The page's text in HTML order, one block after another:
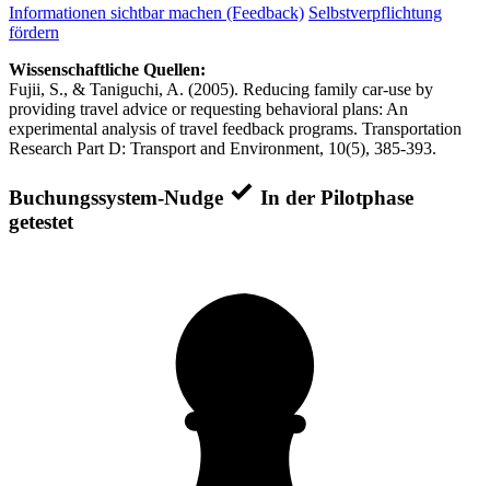
Informationen sichtbar machen (Feedback) Selbstverpflichtung
fördern
Wissenschaftliche Quellen:
Fujii, S., & Taniguchi, A. (2005). Reducing family car-use by
providing travel advice or requesting behavioral plans: An
experimental analysis of travel feedback programs. Transportation
Research Part D: Transport and Environment, 10(5), 385-393.
Buchungssystem-Nudge
In der Pilotphase
getestet